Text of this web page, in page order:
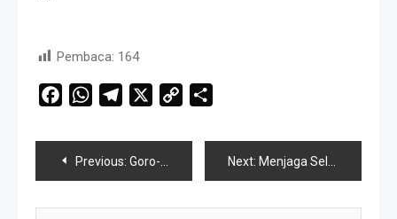
Pembaca: 164
FacebookWhatsAppTelegram
Copy
Navigasi
pos
Previous: Goro-Goro: Menu “MBG” di Karang Kedempel, Pelajar Kaget Ususnya Next: Menjaga Selendang Tetap Melambai, Upaya Ronggeng Paser Melawan Arus Zaman Popular